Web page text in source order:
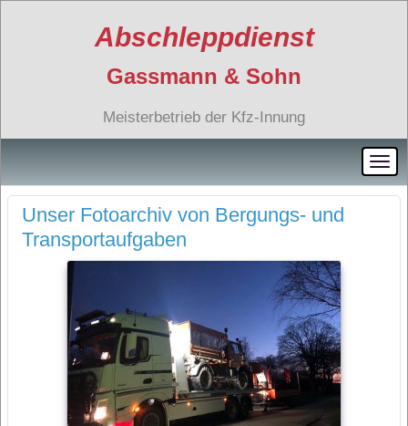
Abschleppdienst
Gassmann & Sohn
Meisterbetrieb der Kfz-Innung
Unser Fotoarchiv von Bergungs- und
Transportaufgaben